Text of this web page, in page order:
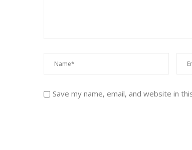
Save my name, email, and website in